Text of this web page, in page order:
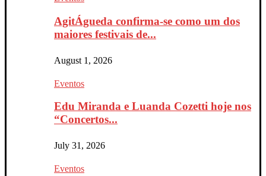
AgitÁgueda confirma-se como um dos
maiores festivais de...
August 1, 2026
Eventos
Edu Miranda e Luanda Cozetti hoje nos
“Concertos...
July 31, 2026
Eventos